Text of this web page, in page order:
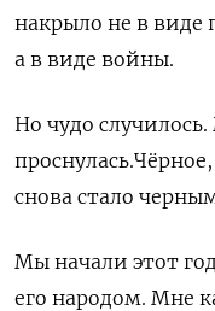
накрыло не в виде
а в виде войны.
Но чудо
снова стало
Мы начали этот
его народом. Мне